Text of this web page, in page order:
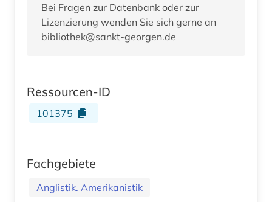
Bei Fragen zur Datenbank oder zur
Lizenzierung wenden Sie sich gerne an
bibliothek@sankt-georgen.de
Ressourcen-ID
101375
Fachgebiete
Anglistik. Amerikanistik